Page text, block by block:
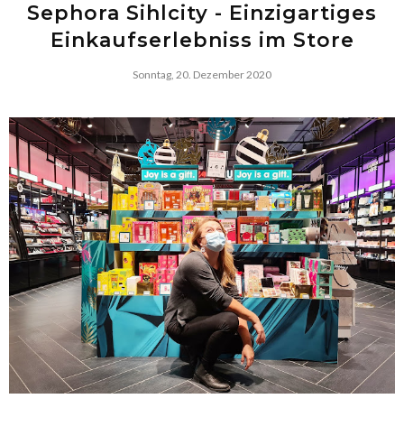
Sephora Sihlcity - Einzigartiges
Einkaufserlebniss im Store
Sonntag, 20. Dezember 2020